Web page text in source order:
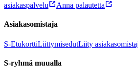
asiakaspalvelu
Anna palautetta
Asiakasomistaja
S-EtukorttiLiittymisedutLiity
S-ryhmä muualla